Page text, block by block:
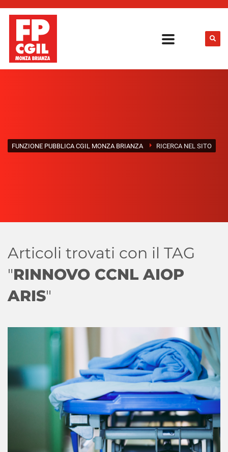
FUNZIONE PUBBLICA CGIL MONZA BRIANZA RICERCA NEL SITO
Articoli trovati con il TAG
"RINNOVO CCNL AIOP
ARIS"